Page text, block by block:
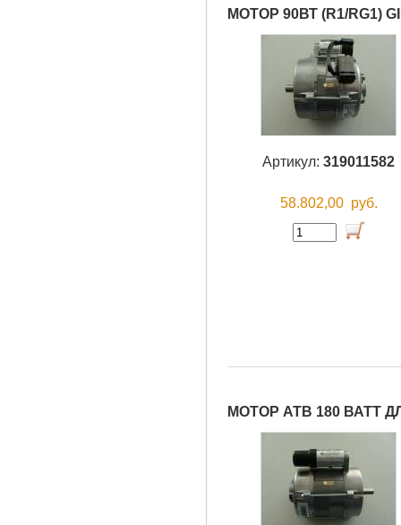
МОТОР 90ВТ (R1/RG1)
Артикул: 319011582
58.802,00 руб.
МОТОР АТВ 180 ВАТТ